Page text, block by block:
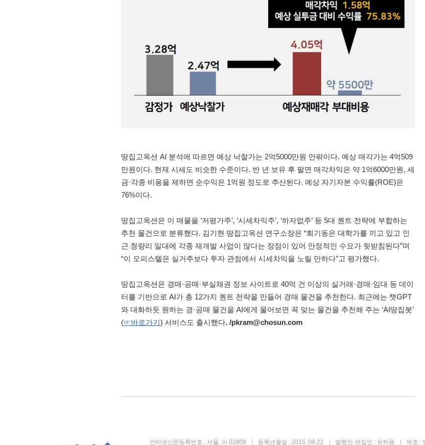
땅집고옥션 AI 분석에 따르면 예상 낙찰가는 2억5000만원 안팎이다. 예상 매각가는 4억509
만원이다. 현재 시세도 비슷한 수준이다. 반 년 보유 후 팔면 매각차익은 약 1억6000만원, 세
금·각종 비용을 제하면 순수익은 1억원 정도로 추산된다. 예상 자기자본 수익률(ROE)은
76%이다.
땅집고옥션은 이 매물을 ‘저평가주’, ‘시세차익주’, ‘하자없주’ 등 5대 퀀트 전략에 부합하는
추천 물건으로 분류했다. 김기현 땅집고옥션 연구소장은 “회기동은 대학가를 끼고 있고 인
근 청량리 일대에 각종 재개발 사업이 많다는 장점이 있어 안정적인 수요가 뒷받침된다”며
“이 오피스텔은 실거주보다 투자 관점에서 시세차익을 노릴 만하다”고 평가했다.
땅집고옥션은 경매·공매·부실채권 정보 사이트로 40억 건 이상의 실거래·경매·임대 등 데이
터를 기반으로 AI가 총 12가지 퀀트 전략을 만들어 경매 물건을 추천한다. 최근에는 챗GPT
와 대화하듯 원하는 경·공매 물건을 AI에게 물어보면 꼭 맞는 물건을 추천해 주는 ‘AI땅집봇’
(☞바로가기) 서비스도 출시했다. /pkram@chosun.com
인터넷신문등록번호 : 서울, 아 03909 등록년월일 : 2015 .09.22 발행인·편집인 : 유하용 제호 :